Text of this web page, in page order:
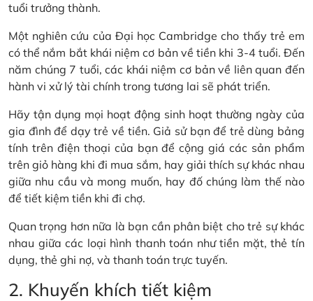
tuổi trưởng thành.
Một nghiên cứu của Đại học Cambridge cho thấy trẻ em
có thể nắm bắt khái niệm cơ bản về tiền khi 3-4 tuổi. Đến
năm chúng 7 tuổi, các khái niệm cơ bản về liên quan đến
hành vi xử lý tài chính trong tương lai sẽ phát triển.
Hãy tận dụng mọi hoạt động sinh hoạt thường ngày của
gia đình để dạy trẻ về tiền. Giả sử bạn để trẻ dùng bảng
tính trên điện thoại của bạn để cộng giá các sản phẩm
trên giỏ hàng khi đi mua sắm, hay giải thích sự khác nhau
giữa nhu cầu và mong muốn, hay đố chúng làm thế nào
để tiết kiệm tiền khi đi chợ.
Quan trọng hơn nữa là bạn cần phân biệt cho trẻ sự khác
nhau giữa các loại hình thanh toán như tiền mặt, thẻ tín
dụng, thẻ ghi nợ, và thanh toán trực tuyến.
2. Khuyến khích tiết kiệm